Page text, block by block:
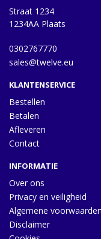
Straat 1234
1234AA Plaats
0302767770
sales@twelve.eu
KLANTENSERVICE
Bestellen
Betalen
Afleveren
Contact
INFORMATIE
Over ons
Privacy en veiligheid
Algemene voorwaarden
Disclaimer